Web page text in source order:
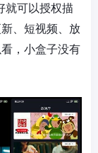
就可以授权描
、短视频、放
，小盒子没有